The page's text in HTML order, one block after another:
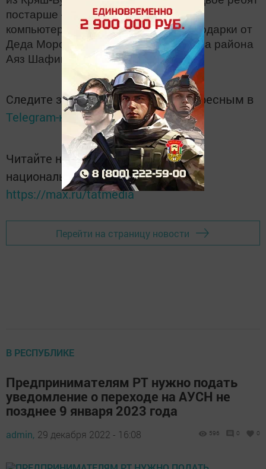
постарше – гитару и кресло для
компьютерного стола. Новогодние подарки от
Деда Мороза адресатам вручил глава района
Аяз Шафигуллин.
Следите за самым важным и интересным в
Telegram-каналеТатмедиа
Читайте новости Татарстана в
национальном мессенджере MАХ:
https://max.ru/tatmedia
Перейти на страницу новости
В РЕСПУБЛИКЕ
Предпринимателям РТ нужно подать
уведомление о переходе на АУСН не
позднее 9 января 2023 года
admin, 29 декабря 2022 - 16:08 596 0 0